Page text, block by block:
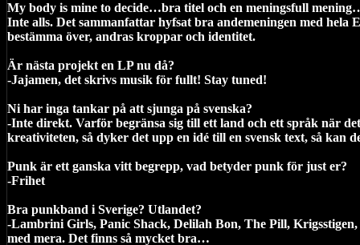
My body is mine to decide…bra titel och en meningsfull
Inte alls. Det sammanfattar hyfsat bra andemeningen med
bestämma över, andras kroppar och identitet.
Är nästa projekt en LP nu då?
-Jajamen, det skrivs musik för fullt! Stay tuned!
Ni har inga tankar på att sjunga på svenska?
-Inte direkt. Varför begränsa sig till ett land och ett språk när
kreativiteten, så dyker det upp en idé till en svensk text, så kan
Punk är ett ganska vitt begrepp, vad betyder punk för just er?
-Frihet
Bra punkband i Sverige? Utlandet?
-Lambrini Girls, Panic Shack, Delilah Bon, The Pill,
med mera. Det finns så mycket bra…